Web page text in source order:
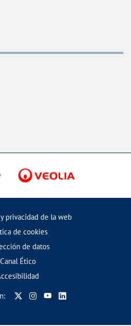
privacidad de la web
de cookies
de datos
Canal Ético